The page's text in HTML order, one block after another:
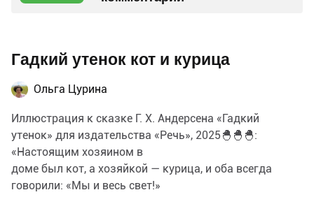
Гадкий утенок кот и курица
Ольга Цурина
Иллюстрация к сказке Г. Х. Андерсена «Гадкий
утенок» для издательства «Речь», 2025🐣🐣🐣:
«Настоящим хозяином в
доме был кот, а хозяйкой — курица, и оба всегда
говорили: «Мы и весь свет!»